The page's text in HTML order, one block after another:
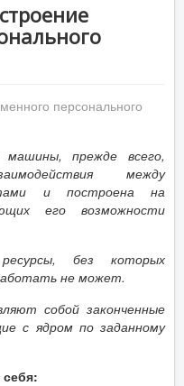
персонального
машины, прежде всего,
между
и построена на
его возможности
без которых
не может.
собой законченные
с ядром по заданному